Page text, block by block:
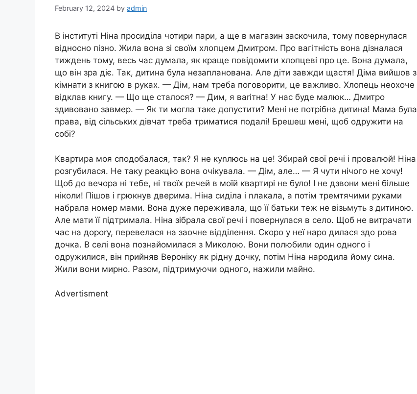
February 12, 2024 by admin
В інституті Ніна просиділа чотири пари, а ще в магазин заскочила, тому повернулася
відносно пізно. Жила вона зі своїм хлопцем Дмитром. Про вагітність вона дізналася
тиждень тому, весь час думала, як краще повідомити хлопцеві про це. Вона думала,
що він зра діє. Так, дитина була незапланована. Але діти завжди щастя! Діма вийшов з
кімнати з книгою в руках. — Дім, нам треба поговорити, це важливо. Хлопець неохоче
відклав книгу. — Що ще сталося? — Дим, я ваrітна! У нас буде малюк… Дмитро
здивовано завмер. — Як ти могла таке допустити? Мені не потрібна дитина! Мама була
права, від сільських дівчат треба триматися подалі! Брешеш мені, щоб одружити на
собі?
Квартира моя сподобалася, так? Я не куnлюсь на це! Збирай свої речі і провалюй! Ніна
розгубилася. Не таку реакцію вона очікувала. — Дім, але… — Я чути нічого не хочу!
Щоб до вечора ні тебе, ні твоїх речей в моїй квартирі не було! І не дзвони мені більше
ніколи! Пішов і грюкнув дверима. Ніна сиділа і nлакала, а потім тремтячими руками
набрала номер мами. Вона дуже переживала, що її батьки теж не візьмуть з дитиною.
Але мати її підтримала. Ніна зібрала свої речі і повернулася в село. Щоб не витрачати
час на дороrу, перевелася на заочне відділення. Скоро у неї наро дилася здо рова
дочка. В селі вона познайомилася з Миколою. Вони полюбили один одного і
одружилися, він прийняв Вероніку як рідну дочку, потім Ніна народила йому сина.
Жили вони мирно. Разом, підтримуючи одного, нажили майно.
Advertisment